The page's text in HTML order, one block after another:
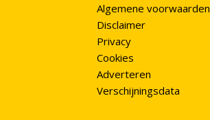
Algemene voorwaarden
Disclaimer
Privacy
Cookies
Adverteren
Verschijningsdata